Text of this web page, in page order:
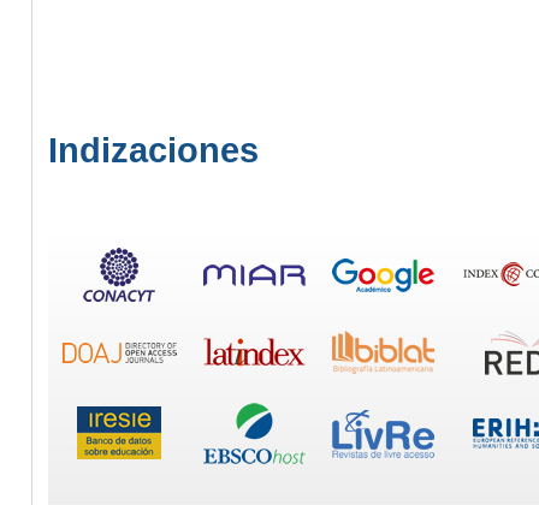
Indizaciones